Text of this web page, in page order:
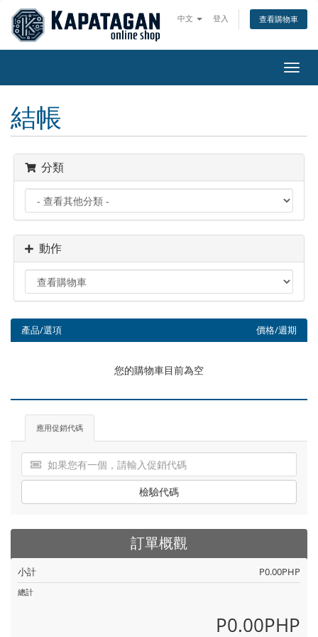
中文 登入 查看購物車
切
換
結帳
分類
動作
產品/選項 價格/週期
您的購物車目前為空
應用促銷代碼
檢驗代碼
訂單概觀
小計 P0.00PHP
總計
P0.00PHP